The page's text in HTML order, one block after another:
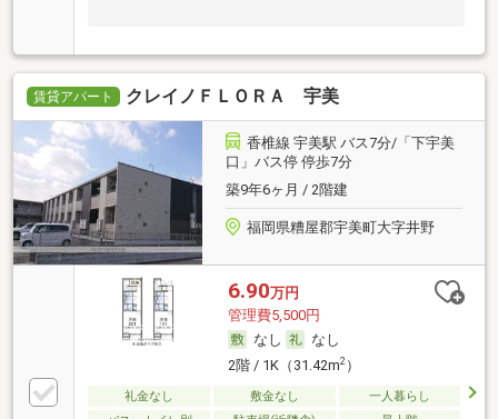
賃貸アパート クレイノＦＬＯＲＡ 宇美
香椎線 宇美駅 バス7分/「下宇美
口」バス停 停歩7分
築9年6ヶ月 / 2階建
福岡県糟屋郡宇美町大字井野
6.90万円
管理費5,500円
なし
なし
2階 / 1K（31.42m2）
礼金なし 敷金なし
一人暮らし